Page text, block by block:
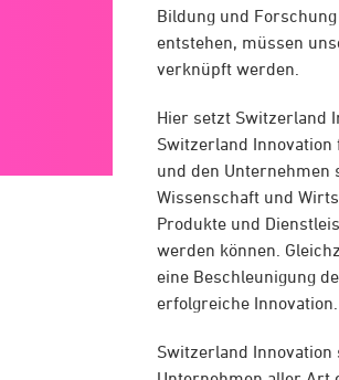
Bildung und
entstehen, müssen
verknüpft werden.
Hier setzt Switzerland
Switzerland Innovation
und den Unternehmen
Wissenschaft und
Produkte und
werden können.
eine Beschleunigung
erfolgreiche Innovation.
Switzerland